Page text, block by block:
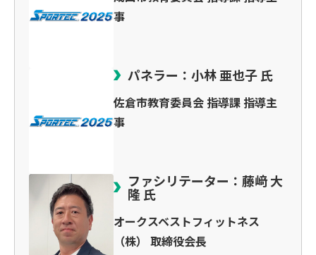
事
パネラー：小林 亜也子 氏
佐倉市教育委員会 指導課 指導主
事
ファシリテーター：藤﨑 大
隆 氏
オークスベストフィットネス
（株） 取締役会長